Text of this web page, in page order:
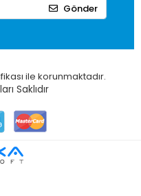
Gönder
ile korunmaktadır.
Saklıdır